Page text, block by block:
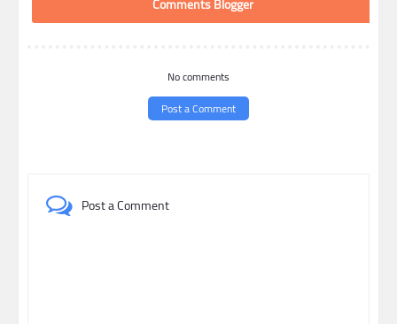
No comments
Post a Comment
Post a Comment